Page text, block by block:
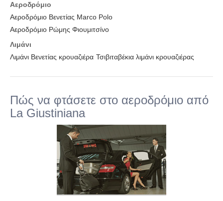
Αεροδρόμιο
Αεροδρόμιο Βενετίας Marco Polo
Αεροδρόμιο Ρώμης Φιουμιτσίνο
Λιμάνι
Λιμάνι Βενετίας κρουαζιέρα Τσιβιταβέκια λιμάνι κρουαζιέρας
Πώς να φτάσετε στο αεροδρόμιο από
La Giustiniana